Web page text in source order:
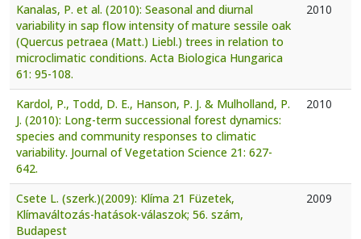
Kanalas, P. et al. (2010): Seasonal and diurnal
variability in sap flow intensity of mature sessile oak
(Quercus petraea (Matt.) Liebl.) trees in relation to
microclimatic conditions. Acta Biologica Hungarica
61: 95-108.
2010
Kardol, P., Todd, D. E., Hanson, P. J. & Mulholland, P.
J. (2010): Long-term successional forest dynamics:
species and community responses to climatic
variability. Journal of Vegetation Science 21: 627-
642.
2010
Csete L. (szerk.)(2009): Klíma 21 Füzetek,
Klímaváltozás-hatások-válaszok; 56. szám,
Budapest
2009